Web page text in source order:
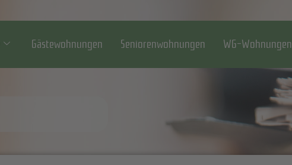
Gästewohnungen Seniorenwohnungen WG-Wohnungen